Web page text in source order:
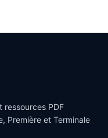
ressources PDF
Première et Terminale